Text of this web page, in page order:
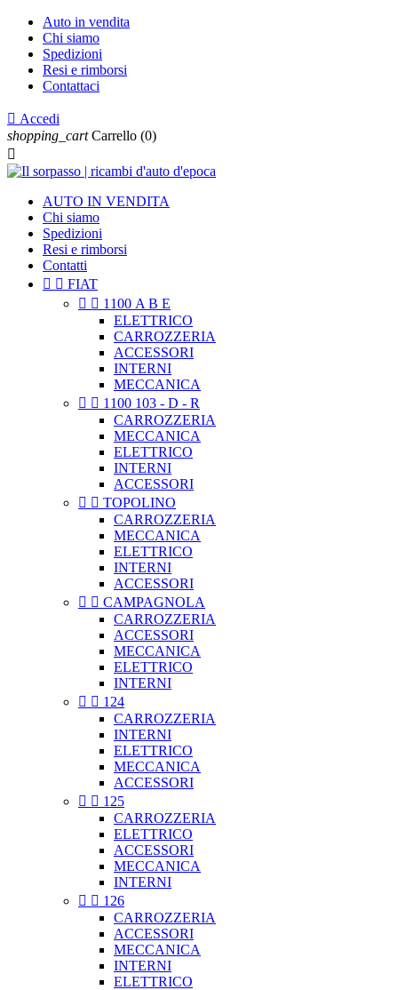
Auto in vendita
Chi siamo
Spedizioni
Resi e rimborsi
Contattaci
 Accedi
shopping_cart Carrello (0)

AUTO IN VENDITA
Chi siamo
Spedizioni
Resi e rimborsi
Contatti
  FIAT
  1100 A B E
ELETTRICO
CARROZZERIA
ACCESSORI
INTERNI
MECCANICA
  1100 103 - D - R
CARROZZERIA
MECCANICA
ELETTRICO
INTERNI
ACCESSORI
  TOPOLINO
CARROZZERIA
MECCANICA
ELETTRICO
INTERNI
ACCESSORI
  CAMPAGNOLA
CARROZZERIA
ACCESSORI
MECCANICA
ELETTRICO
INTERNI
  124
CARROZZERIA
INTERNI
ELETTRICO
MECCANICA
ACCESSORI
  125
CARROZZERIA
ELETTRICO
ACCESSORI
MECCANICA
INTERNI
  126
CARROZZERIA
ACCESSORI
MECCANICA
INTERNI
ELETTRICO